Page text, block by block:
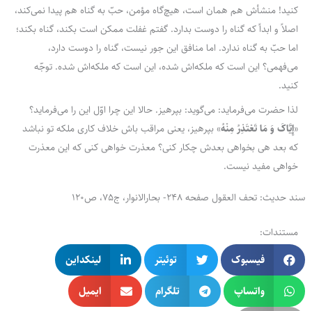
کنید! منشأش هم همان است، هیچ‌گاه مؤمن، حبّ به گناه هم پیدا نمی‌کند،
اصلاً و ابداً که گناه را دوست بدارد. گفتم غفلت ممکن است بکند، گناه بکند؛
اما حبّ به گناه ندارد. اما منافق این جور نیست، گناه را دوست دارد،
می‌فهمی؟ این است که ملکه‌اش شده، این است که ملکه‌اش شده. توجّه
کنید.
لذا حضرت می‌فرماید: می‌گوید: بپرهیز. حالا این چرا اوّل این را می‌فرماید؟
«إِیَّاکَ وَ مَا تَعْتَذِرُ مِنْهُ» بپرهیز، یعنی مراقب باش خلاف کاری ملکه تو نباشد
که بعد هی بخواهی بعدش چکار کنی؟ معذرت خواهی کنی که این معذرت
خواهی مفید نیست.
سند حدیث: تحف العقول صفحه 248- بحارالانوار، ج75، ص120
مستندات:
فیسبوک توئیتر
لینکداین
واتساپ
تلگرام
ایمیل